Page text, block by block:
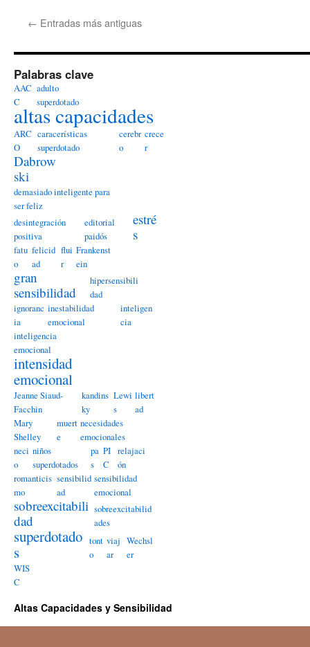
← Entradas más antiguas
Palabras clave
AAC
C
adulto
superdotado
altas capacidades
ARC
O
caracerísticas
superdotado
cerebr
o
crece
r
Dabrow
ski
demasiado inteligente para
ser feliz
desintegración
positiva
editorial
paidós
estré
s
fatu
o
felicid
ad
flui
r
Frankenst
ein
gran
sensibilidad
hipersensibili
dad
ignoranc
ia
inestabilidad
emocional
inteligen
cia
inteligencia
emocional
intensidad
emocional
Jeanne Siaud-
Facchin
kandins
ky
Lewi
s
libert
ad
Mary
Shelley
muert
e
necesidades
emocionales
neci
o
niños
superdotados
pa
s
PI
C
relajaci
ón
romanticis
mo
sensibilid
ad
sensibilidad
emocional
sobreexcitabili
dad
sobreexcitabilid
ades
superdotado
s
tont
o
viaj
ar
Wechsl
er
WIS
C
Altas Capacidades y Sensibilidad